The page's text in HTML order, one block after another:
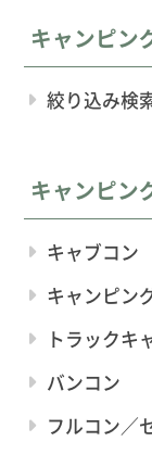
キャンピン
絞り込み検
キャンピン
キャブコン
キャンピン
トラックキ
バンコン
フルコン／